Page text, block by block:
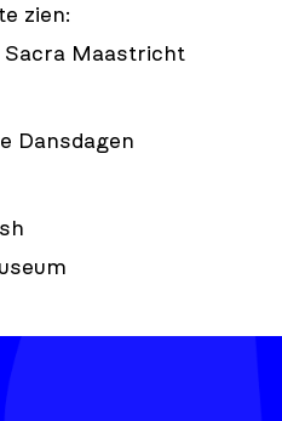
zien:
Sacra Maastricht
Dansdagen